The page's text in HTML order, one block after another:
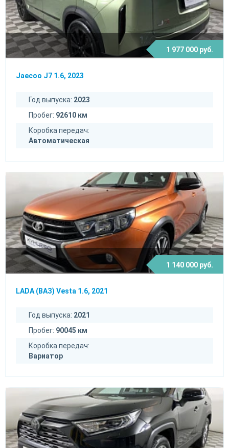
1 977 000 руб.
Jaecoo J7 1.6, 2023
Год выпуска: 2023
Пробег: 92610 км
Коробка передач:
Автоматическая
1 140 000 руб.
LADA (ВАЗ) Vesta 1.6, 2021
Год выпуска: 2021
Пробег: 90045 км
Коробка передач:
Вариатор